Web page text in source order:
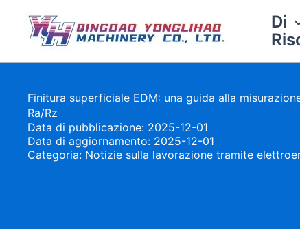
contenuto
Di
Finitura superficiale EDM: una guida alla
Ra/Rz
Data di pubblicazione: 2025-12-01
Data di aggiornamento: 2025-12-01
Categoria: Notizie sulla lavorazione tramite